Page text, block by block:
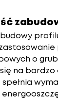
o
na bardzo
spełnia